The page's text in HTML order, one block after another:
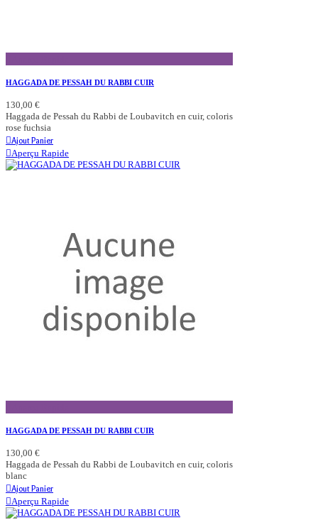
HAGGADA DE PESSAH DU RABBI CUIR
130,00 €
Haggada de Pessah du Rabbi de Loubavitch en cuir, coloris
rose fuchsia
Ajout Panier
Aperçu Rapide
HAGGADA DE PESSAH DU RABBI CUIR
130,00 €
Haggada de Pessah du Rabbi de Loubavitch en cuir, coloris
blanc
Ajout Panier
Aperçu Rapide